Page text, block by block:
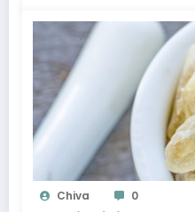
Chiva 0